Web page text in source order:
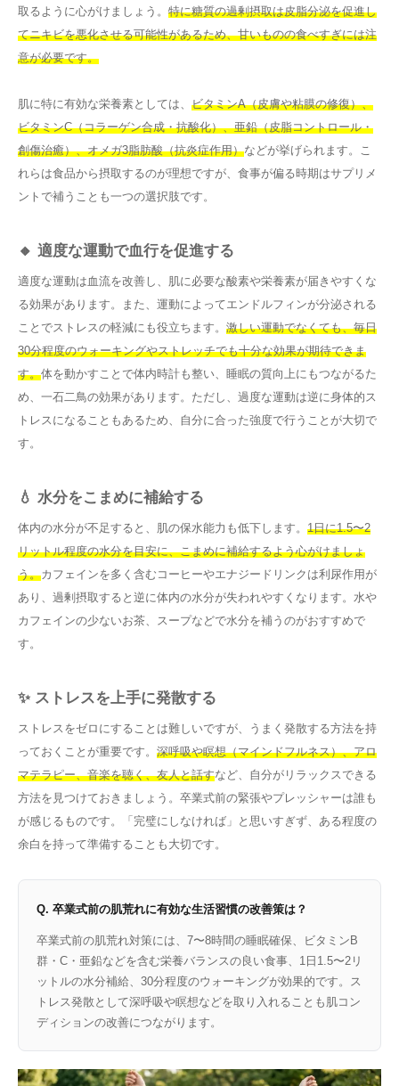
取るように心がけましょう。 特に糖質の過剰摂取は皮脂分泌を促進し
てニキビを悪化させる可能性があるため、甘いものの食べすぎには注
意が必要です。
肌に特に有効な栄養素としては、 ビタミンA（皮膚や粘膜の修復）、
ビタミンC（コラーゲン合成・抗酸化）、亜鉛（皮脂コントロール・
創傷治癒）、オメガ3脂肪酸（抗炎症作用）などが挙げられます。こ
れらは食品から摂取するのが理想ですが、食事が偏る時期はサプリメ
ントで補うことも一つの選択肢です。
🔸 適度な運動で血行を促進する
適度な運動は血流を改善し、肌に必要な酸素や栄養素が届きやすくな
る効果があります。また、運動によってエンドルフィンが分泌される
ことでストレスの軽減にも役立ちます。 激しい運動でなくても、毎日
30分程度のウォーキングやストレッチでも十分な効果が期待できま
す。体を動かすことで体内時計も整い、睡眠の質向上にもつながるた
め、一石二鳥の効果があります。ただし、過度な運動は逆に身体的ス
トレスになることもあるため、自分に合った強度で行うことが大切で
す。
💧 水分をこまめに補給する
体内の水分が不足すると、肌の保水能力も低下します。 1日に1.5〜2
リットル程度の水分を目安に、こまめに補給するよう心がけましょ
う。カフェインを多く含むコーヒーやエナジードリンクは利尿作用が
あり、過剰摂取すると逆に体内の水分が失われやすくなります。水や
カフェインの少ないお茶、スープなどで水分を補うのがおすすめで
す。
✨ ストレスを上手に発散する
ストレスをゼロにすることは難しいですが、うまく発散する方法を持
っておくことが重要です。 深呼吸や瞑想（マインドフルネス）、アロ
マテラピー、音楽を聴く、友人と話すなど、自分がリラックスできる
方法を見つけておきましょう。卒業式前の緊張やプレッシャーは誰も
が感じるものです。「完璧にしなければ」と思いすぎず、ある程度の
余白を持って準備することも大切です。
Q. 卒業式前の肌荒れに有効な生活習慣の改善策は？
卒業式前の肌荒れ対策には、7〜8時間の睡眠確保、ビタミンB
群・C・亜鉛などを含む栄養バランスの良い食事、1日1.5〜2リ
ットルの水分補給、30分程度のウォーキングが効果的です。ス
トレス発散として深呼吸や瞑想などを取り入れることも肌コン
ディションの改善につながります。